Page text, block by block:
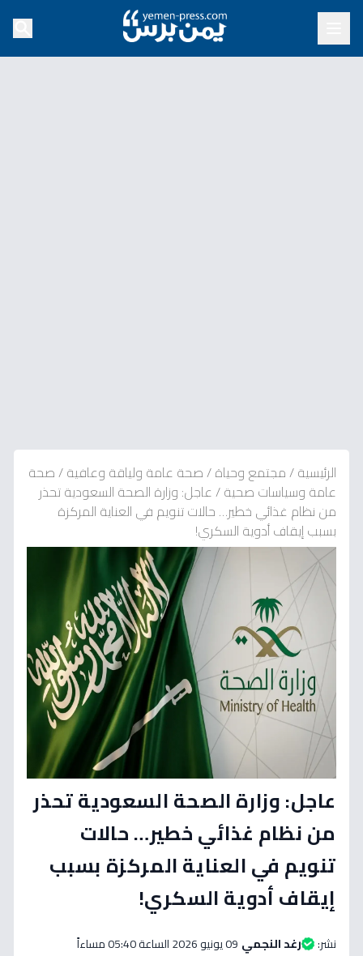
الرئيسية/مجتمع وحياة/صحة عامة ولياقة وعافية/صحة
عامة وسياسات صحية/عاجل: وزارة الصحة السعودية تحذر
من نظام غذائي خطير… حالات تنويم في العناية المركزة
بسبب إيقاف أدوية السكري!
عاجل: وزارة الصحة السعودية تحذر
من نظام غذائي خطير… حالات
تنويم في العناية المركزة بسبب
إيقاف أدوية السكري!
نشر: رغد النجمي 09 يونيو 2026 الساعة 05:40 مساءاً